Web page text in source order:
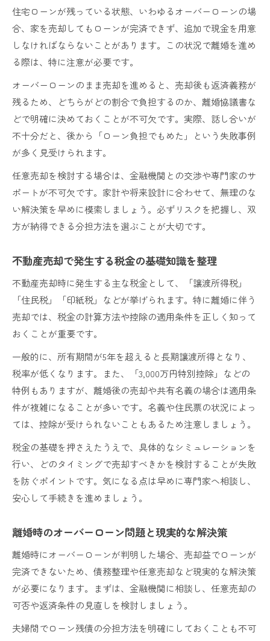
住宅ローンが残っている状態、いわゆるオーバーローンの場
合、家を売却してもローンが完済できず、追加で現金を用意
しなければならないことがあります。この状況で離婚を進め
る際は、特に注意が必要です。
オーバーローンのまま売却を進めると、売却後も返済義務が
残るため、どちらがどの割合で負担するのか、離婚協議書な
どで明確に決めておくことが不可欠です。実際、話し合いが
不十分だと、後から「ローン負担でもめた」という失敗事例
が多く見受けられます。
任意売却を検討する場合は、金融機関との交渉や専門家のサ
ポートが不可欠です。家計や将来設計に合わせて、無理のな
い解決策を早めに模索しましょう。必ずリスクを把握し、双
方が納得できる分担方法を選ぶことが大切です。
不動産売却で発生する税金の基礎知識を整理
不動産売却時に発生する主な税金として、「譲渡所得税」
「住民税」「印紙税」などが挙げられます。特に離婚に伴う
売却では、税金の計算方法や控除の適用条件を正しく知って
おくことが重要です。
一般的に、所有期間が5年を超えると長期譲渡所得となり、
税率が低くなります。また、「3,000万円特別控除」などの
特例もありますが、離婚後の売却や共有名義の場合は適用条
件が複雑になることが多いです。名義や住民票の状況によっ
ては、控除が受けられないこともあるため注意しましょう。
税金の基礎を押さえたうえで、具体的なシミュレーションを
行い、どのタイミングで売却すべきかを検討することが失敗
を防ぐポイントです。気になる点は早めに専門家へ相談し、
安心して手続きを進めましょう。
離婚時のオーバーローン問題と現実的な解決策
離婚時にオーバーローンが判明した場合、売却益でローンが
完済できないため、債務整理や任意売却など現実的な解決策
が必要になります。まずは、金融機関に相談し、任意売却の
可否や返済条件の見直しを検討しましょう。
夫婦間でローン残債の分担方法を明確にしておくことも不可